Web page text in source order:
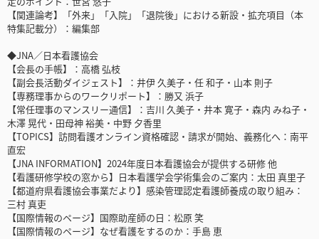
【関連論考】「外来」「入院」「退院後」における新設・拡充項目（本
特集記載分）：編集部
◆JNA／日本看護協会
【会長の手帳】：高橋 弘枝
【副会長活動ダイジェスト】：井伊 久美子・任 和子・山本 則子
【専務理事からのワークリポート】：勝又 浜子
【常任理事のマンスリー通信】：吉川 久美子・井本 寛子・森内 みね子・
木澤 晃代・田母神 裕美・中野 夕香里
【TOPICS】訪問看護オンライン資格確認・請求が開始、義務化へ：南平
直宏
【JNA INFORMATION】2024年度日本看護協会が提供する研修 他
【看護研修学校の窓から】日本看護学会学術集会のご案内：太田 真里子
【都道府県看護協会事業だより】感染管理認定看護師養成の取り組み：
三村 真吏
【国際情報のページ】国際助産師の日：松原 笑
【国際情報のページ】なぜ看護をするのか：手島 恵